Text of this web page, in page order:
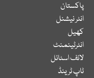
پاکستان
انٹر نیشنل
کھیل
انٹرٹینمنٹ
لائف اسٹائل
ٹاپ ٹرینڈ